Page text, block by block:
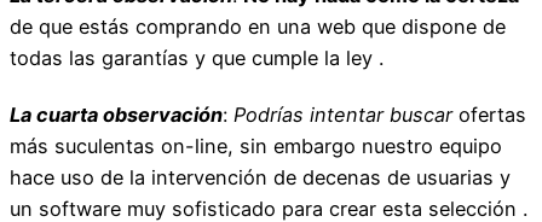
de que estás comprando en una web que dispone de
todas las garantías y que cumple la ley .
La cuarta observación: Podrías intentar buscarofertas
más suculentas on-line, sin embargo nuestro equipo
hace uso de la intervención de decenas de usuarias y
un software muy sofisticado para crear esta selección .